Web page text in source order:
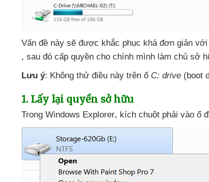
Vấn đề này sẽ được khắc phục khá đơn giản với
, sau đó cấp quyền cho chính mình làm chủ sở
Lưu ý: Không thử điều này trên ổ C: drive (boot
1. Lấy lại quyền sở hữu
Trong Windows Explorer, kích chuột phải vào ổ